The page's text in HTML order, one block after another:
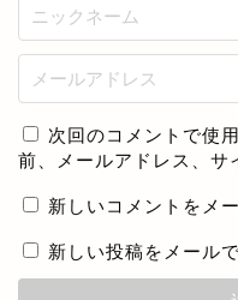
次回のコメントで使
前、メールアドレス、サ
新しいコメントをメ
新しい投稿をメール